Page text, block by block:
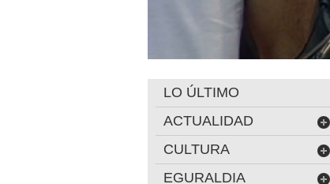
LO ÚLTIMO
ACTUALIDAD
CULTURA
EGURALDIA